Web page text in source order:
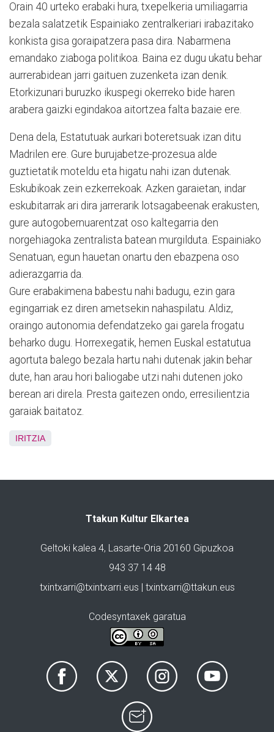
Orain 40 urteko erabaki hura, txepelkeria umiliagarria
bezala salatzetik Espainiako zentralkeriari irabazitako
konkista gisa goraipatzera pasa dira. Nabarmena
emandako ziaboga politikoa. Baina ez dugu ukatu behar
aurrerabidean jarri gaituen zuzenketa izan denik.
Etorkizunari buruzko ikuspegi okerreko bide haren
arabera gaizki egindakoa aitortzea falta bazaie ere.
Dena dela, Estatutuak aurkari boteretsuak izan ditu
Madrilen ere. Gure burujabetze-prozesua alde
guztietatik moteldu eta higatu nahi izan dutenak.
Eskubikoak zein ezkerrekoak. Azken garaietan, indar
eskubitarrak ari dira jarrerarik lotsagabeenak erakusten,
gure autogobernuarentzat oso kaltegarria den
norgehiagoka zentralista batean murgilduta. Espainiako
Senatuan, egun hauetan onartu den ebazpena oso
adierazgarria da.
Gure erabakimena babestu nahi badugu, ezin gara
egingarriak ez diren ametsekin nahaspilatu. Aldiz,
oraingo autonomia defendatzeko gai garela frogatu
beharko dugu. Horrexegatik, hemen Euskal estatutua
agortuta balego bezala hartu nahi dutenak jakin behar
dute, han arau hori baliogabe utzi nahi dutenen joko
berean ari direla. Presta gaitezen ondo, erresilientzia
garaiak baitatoz.
IRITZIA
Ttakun Kultur Elkartea
Geltoki kalea 4, Lasarte-Oria 20160 Gipuzkoa
943 37 14 48
txintxarri@txintxarri.eus | txintxarri@ttakun.eus
Codesyntaxek garatua